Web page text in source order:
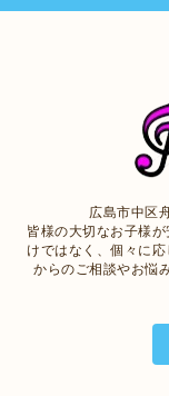
広島市中区
皆様の大切なお子様
けではなく、個々に
からのご相談やお悩